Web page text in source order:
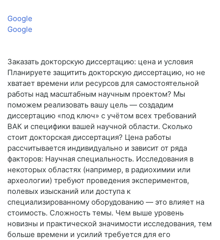
Google
Google
Заказать докторскую диссертацию: цена и условия
Планируете защитить докторскую диссертацию, но не
хватает времени или ресурсов для самостоятельной
работы над масштабным научным проектом? Мы
поможем реализовать вашу цель — создадим
диссертацию «под ключ» с учётом всех требований
ВАК и специфики вашей научной области. Сколько
стоит докторская диссертация? Цена работы
рассчитывается индивидуально и зависит от ряда
факторов: Научная специальность. Исследования в
некоторых областях (например, в радиохимии или
археологии) требуют проведения экспериментов,
полевых изысканий или доступа к
специализированному оборудованию — это влияет на
стоимость. Сложность темы. Чем выше уровень
новизны и практической значимости исследования, тем
больше времени и усилий требуется для его